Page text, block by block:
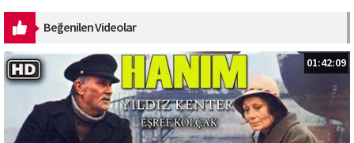
Beğenilen Videolar
01:42:09